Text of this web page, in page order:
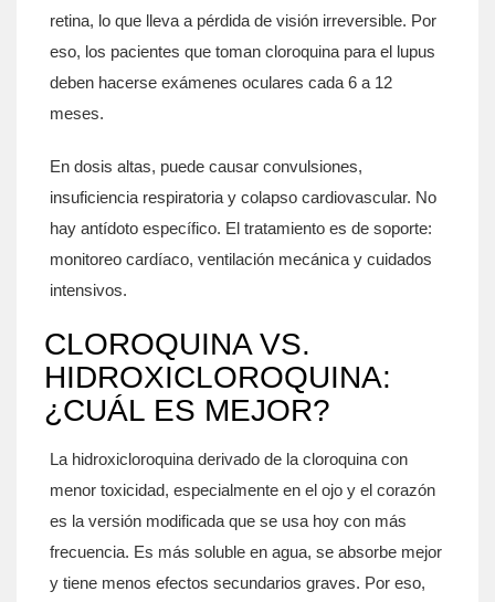
retina, lo que lleva a pérdida de visión irreversible. Por
eso, los pacientes que toman cloroquina para el lupus
deben hacerse exámenes oculares cada 6 a 12
meses.
En dosis altas, puede causar convulsiones,
insuficiencia respiratoria y colapso cardiovascular. No
hay antídoto específico. El tratamiento es de soporte:
monitoreo cardíaco, ventilación mecánica y cuidados
intensivos.
CLOROQUINA VS.
HIDROXICLOROQUINA:
¿CUÁL ES MEJOR?
La hidroxicloroquina derivado de la cloroquina con
menor toxicidad, especialmente en el ojo y el corazón
es la versión modificada que se usa hoy con más
frecuencia. Es más soluble en agua, se absorbe mejor
y tiene menos efectos secundarios graves. Por eso,